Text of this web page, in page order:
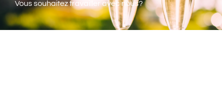
Vous souhaitez travailler avec nous?